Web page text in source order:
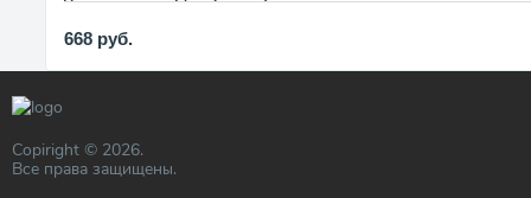
668 руб.
Copiright © 2026.
Все права защищены.